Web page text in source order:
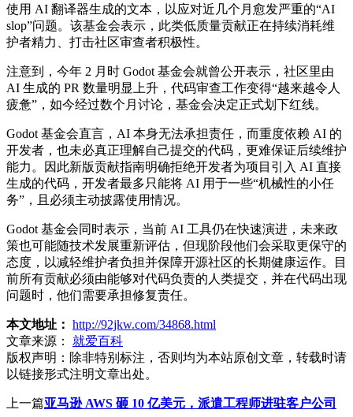
使用 AI 翻译器生成的文本，以应对近几个月愈发严重的“AI
slop”问题。该基金会表示，此类低质量贡献正在持续消耗维
护者精力、打击社区审查者积极性。
注意到，今年 2 月时 Godot 基金会就曾公开表示，社区里由
AI 生成的 PR 数量明显上升，代码审查工作变得“越来越令人
疲惫”，如今经过数个月讨论，基金会决定正式划下红线。
Godot 基金会直言，AI 本身无法承担责任，而重度依赖 AI 的
开发者，也未必真正理解自己提交的代码，更难保证后续维护
能力。因此新版贡献指南明确拒绝开发者为项目引入 AI 直接
生成的代码，开发者最多只能将 AI 用于一些“机械性的小任
务”，且必须主动披露使用情况。
Godot 基金会同时表示，当前 AI 工具仍在快速演进，未来政
策也可能随技术发展重新评估，但现阶段他们会采取更保守的
态度，以减轻维护者负担并保障开源社区的长期健康运作。目
前所有贡献必须由能够对代码负责的人类提交，并在代码出现
问题时，他们需要承担修复责任。
本文地址： http://92jkw.com/34868.html
文章来源：
就爱百科
版权声明： 除非特别标注，否则均为本站原创文章，转载时请
以链接形式注明文章出处。
上一篇亚马逊 AWS 砸 10 亿美元，派遣工程师进驻客户公司